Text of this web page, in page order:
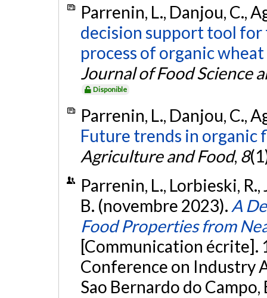
Parrenin, L., Danjou, C.,
decision support tool
process of organic
Journal of Food Science
Disponible
Parrenin, L., Danjou, C.,
Future trends in organic
Agriculture and Food, 8
Parrenin, L., Lorbieski, R.,
B. (novembre 2023). A
Food Properties from
[Communication écrite].
Conference on Industry
Sao Bernardo do